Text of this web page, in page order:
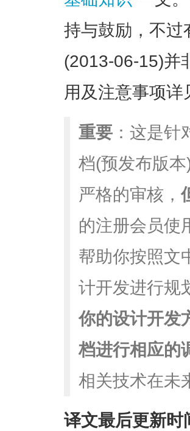
持与鼓励，不过
(2013-06-15)并
用及注意事项
重要 ：这是
档(预发布版
严格的审核，
的注册会员使
帮助你按照文
计开发进行规
你的设计开发
档进行相应的
相关技术在未
译文最后更新